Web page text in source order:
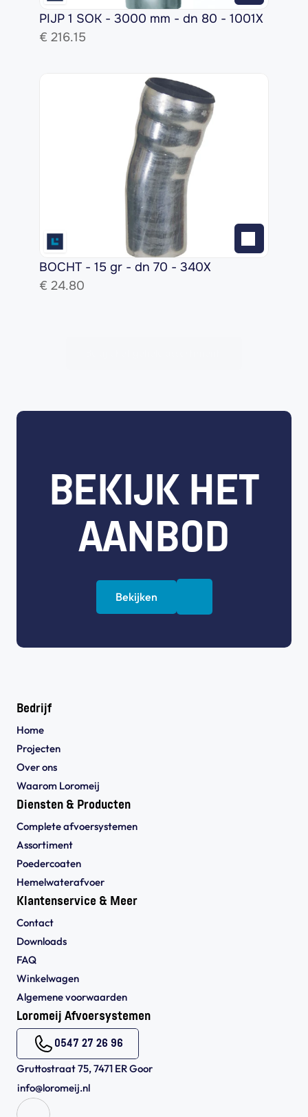
BEKIJK HET
AANBOD
Bekijken
Bedrijf
Home
Projecten
Over ons
Waarom Loromeij
Diensten & Producten
Complete afvoersystemen
Assortiment
Poedercoaten
Hemelwaterafvoer
Klantenservice & Meer
Contact
Downloads
FAQ
Winkelwagen
Algemene voorwaarden
Loromeij Afvoersystemen
0547 27 26 96
Gruttostraat 75, 7471 ER Goor
info@loromeij.nl
PIJP 1 SOK - 3000 mm - dn 80 - 1001X
€ 216.15
BOCHT - 15 gr - dn 70 - 340X
€ 24.80